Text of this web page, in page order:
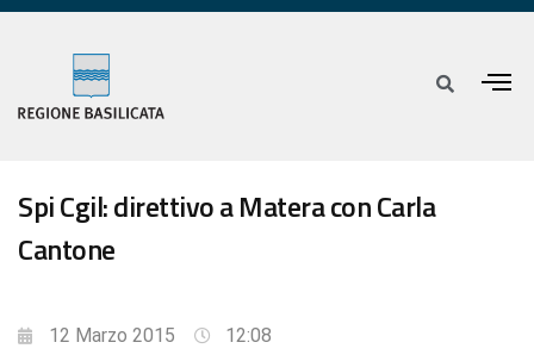
Spi Cgil: direttivo a Matera con Carla
Cantone
12 Marzo 2015 12:08